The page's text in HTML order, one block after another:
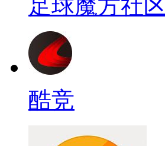
足球魔方社区
酷竞